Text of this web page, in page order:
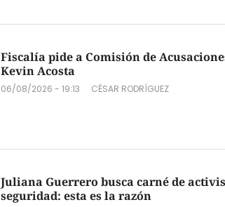
Fiscalía pide a Comisión de
Kevin Acosta
06/08/2026 - 19:13 CÉSAR RODRÍGUEZ
Juliana Guerrero busca carné de
seguridad: esta es la razón